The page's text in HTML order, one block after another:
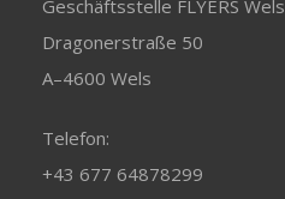
Geschäftsstelle FLYERS Wels
Dragonerstraße 50
A–4600 Wels
Telefon:
+43 677 64878299